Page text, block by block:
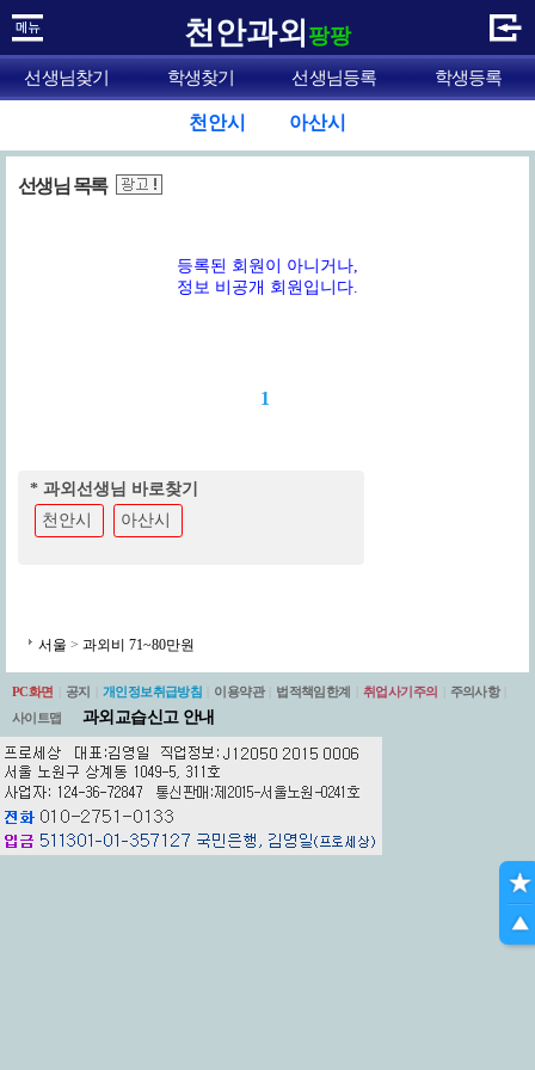
천안과외 팡팡
선생님찾기 학생찾기 선생님등록 학생등록
천안시 아산시
선생님 목록
등록된 회원이 아니거나,
정보 비공개 회원입니다.
1
* 과외선생님 바로찾기
천안시
아산시
서울 > 과외비 71~80만원
PC화면 공지 개인정보취급방침 이용약관 법적책임한계 취업사기주의 주의사항
사이트맵
과외교습신고 안내